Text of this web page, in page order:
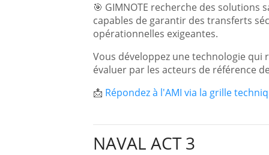
🎯 GIMNOTE recherche des solutions
capables de garantir des transferts
opérationnelles exigeantes.
Vous développez une technologie qui
évaluer par les acteurs de référence
📩 Répondez à l'AMI via la grille
NAVAL ACT 3